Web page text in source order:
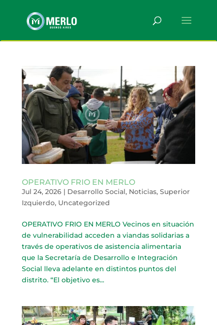
OPERATIVO FRIO EN MERLO
Jul 24, 2026| Desarrollo Social, Noticias, Superior
Izquierdo, Uncategorized
OPERATIVO FRIO EN MERLO Vecinos en situación
de vulnerabilidad acceden a viandas solidarias a
través de operativos de asistencia alimentaria
que la Secretaría de Desarrollo e Integración
Social lleva adelante en distintos puntos del
distrito. “El objetivo es...